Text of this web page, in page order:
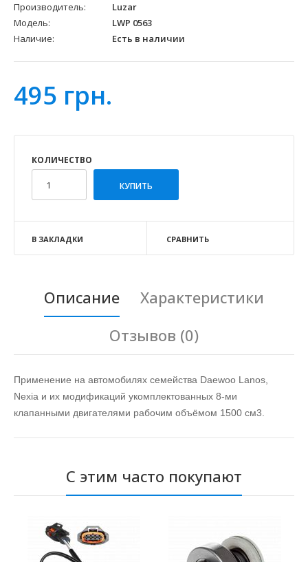
Производитель:
Luzar
Модель:
LWP 0563
Наличие:
Есть в наличии
495 грн.
КОЛИЧЕСТВО
В ЗАКЛАДКИ СРАВНИТЬ
Описание
Характеристики
Отзывов (0)
Применение на автомобилях семейства Daewoo Lanos,
Nexia и их модификаций укомплектованных 8-ми
клапанными двигателями рабочим объёмом 1500 см3.
С этим часто покупают